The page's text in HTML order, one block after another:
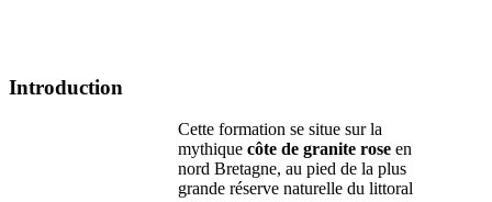
Introduction
Cette formation se situe sur la
mythique côte de granite roseen
nord Bretagne, au pied de la plus
grande réserve naturelle du littoral